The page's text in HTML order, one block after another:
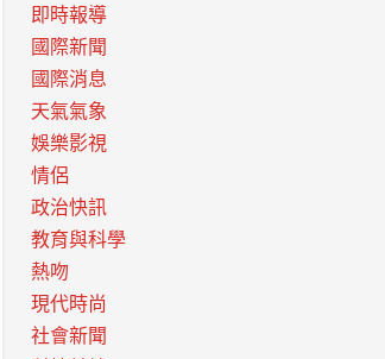
即時報導
國際新聞
國際消息
天氣氣象
娛樂影視
情侶
政治快訊
教育與科學
熱吻
現代時尚
社會新聞